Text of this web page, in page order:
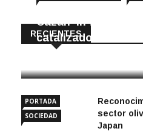
RECIENTES
Cazan ‘in fraganti’
catalizadores
PORTADA
SOCIEDAD
sector
Japan